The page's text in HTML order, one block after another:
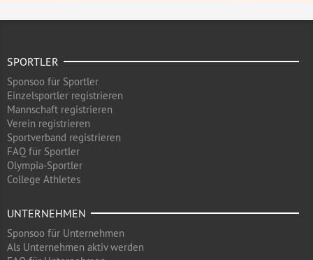
SPORTLER
Sponsoo für Sportler
Einzelsportler registrieren
Mannschaft registrieren
Verein registrieren
Sportverband registrieren
FAQ für Sportler
Olympia-Sportler
College Athletes
UNTERNEHMEN
Sponsoo für Unternehmen
Als Unternehmen aktiv werden